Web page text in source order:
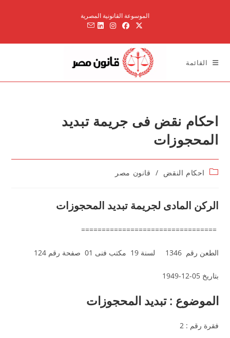
الموسوعة القانونية المصرية
القائمة
احكام نقض فى جريمة تبديد
المحجوزات
Postاحكام النقض / قانون مصر
الركن المادى لجريمة تبديد المحجوزات
=================================
الطعن رقم 1346 لسنة 19 مكتب فنى 01 صفحة رقم 124
بتاريخ 05-12-1949
الموضوع : تبديد المحجوزات
فقرة رقم : 2